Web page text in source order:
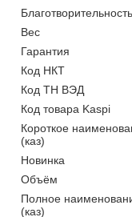
Благотворительность
Вес
Гарантия
Код НКТ
Код ТН ВЭД
Код товара Kaspi
Короткое
(каз)
Новинка
Объём
Полное
(каз)